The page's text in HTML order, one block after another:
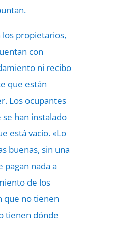
propietarios,
con
ni recibo
que están
Los ocupantes
han instalado
está vacío. «Lo
buenas, sin una
pagan nada a
de los
que no tienen
tienen dónde